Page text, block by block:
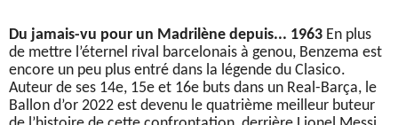
Du jamais-vu pour un Madrilène depuis... 1963 En plus
de mettre l’éternel rival barcelonais à genou, Benzema est
encore un peu plus entré dans la légende du Clasico.
Auteur de ses 14e, 15e et 16e buts dans un Real-Barça, le
Ballon d’or 2022 est devenu le quatrième meilleur buteur